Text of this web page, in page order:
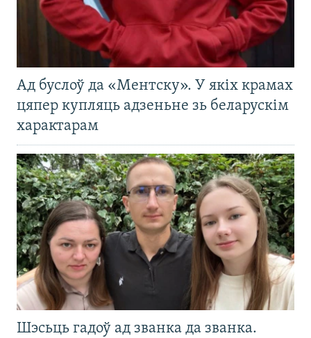
Ад буслоў да «Ментску». У якіх крамах
цяпер купляць адзеньне зь беларускім
характарам
Шэсьць гадоў ад званка да званка.